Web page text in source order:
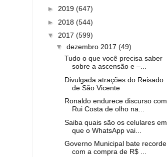
► 2019 (647)
► 2018 (544)
▼ 2017 (599)
▼ dezembro 2017 (49)
Tudo o que você precisa saber
sobre a ascensão e –...
Divulgada atrações do Reisado
de São Vicente
Ronaldo endurece discurso com
Rui Costa de olho na...
Saiba quais são os celulares em
que o WhatsApp vai...
Governo Municipal bate recorde
com a compra de R$ ...